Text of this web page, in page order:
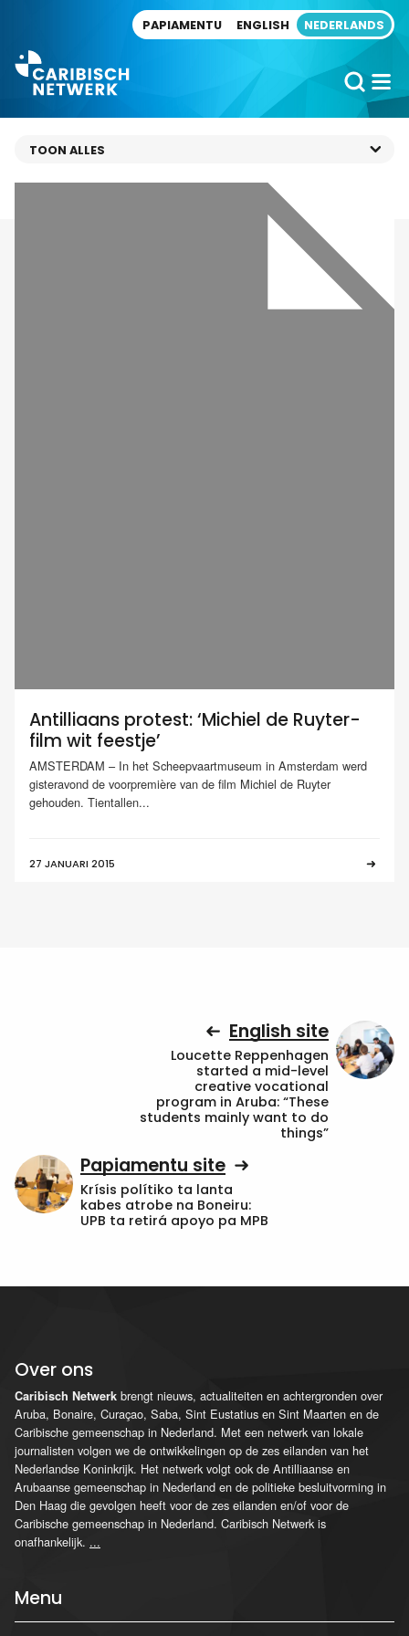
PAPIAMENTU ENGLISH NEDERLANDS
Antilliaans protest: ‘Michiel de Ruyter-
film wit feestje’
AMSTERDAM – In het Scheepvaartmuseum in Amsterdam werd
gisteravond de voorpremière van de film Michiel de Ruyter
gehouden. Tientallen...
27 JANUARI 2015
English site
Loucette Reppenhagen
started a mid-level
creative vocational
program in Aruba: “These
students mainly want to do
things”
Papiamentu site
Krísis polítiko ta lanta
kabes atrobe na Boneiru:
UPB ta retirá apoyo pa MPB
Over ons
Caribisch Netwerk brengt nieuws, actualiteiten en achtergronden over
Aruba, Bonaire, Curaçao, Saba, Sint Eustatius en Sint Maarten en de
Caribische gemeenschap in Nederland. Met een netwerk van lokale
journalisten volgen we de ontwikkelingen op de zes eilanden van het
Nederlandse Koninkrijk. Het netwerk volgt ook de Antilliaanse en
Arubaanse gemeenschap in Nederland en de politieke besluitvorming in
Den Haag die gevolgen heeft voor de zes eilanden en/of voor de
Caribische gemeenschap in Nederland. Caribisch Netwerk is
onafhankelijk. ...
Menu